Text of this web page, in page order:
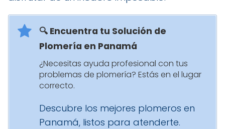
🔍 Encuentra tu Solución de
Plomería en Panamá
¿Necesitas ayuda profesional con tus
problemas de plomería? Estás en el lugar
correcto.
Descubre los mejores plomeros en
Panamá, listos para atenderte.